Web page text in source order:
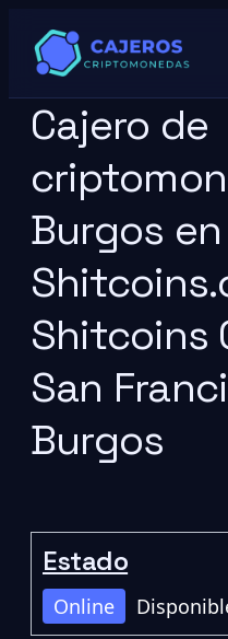
Cajero de
Burgos en
Shitcoins
San
Burgos
Estado
Online